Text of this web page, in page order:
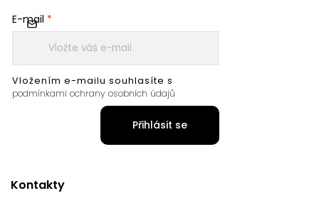
Kontakty
E-mail
Vložením e-mailu souhlasíte s
podmínkami ochrany osobních údajů
Přihlásit se